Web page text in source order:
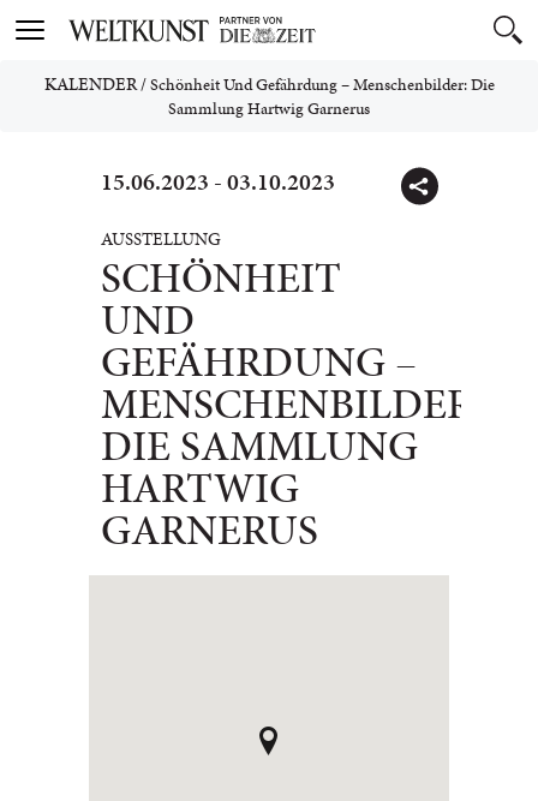
Toggle
KALENDER/Schönheit Und Gefährdung – Menschenbilder: Die
Sammlung Hartwig Garnerus
15.06.2023 - 03.10.2023
AUSSTELLUNG
SCHÖNHEIT
UND
GEFÄHRDUNG –
MENSCHENBILDER:
DIE SAMMLUNG
HARTWIG
GARNERUS